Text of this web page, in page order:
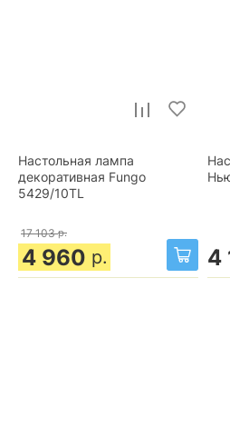
Настольная лампа
декоративная Fungo
5429/10TL
17 103 р.
4 960 р. 4